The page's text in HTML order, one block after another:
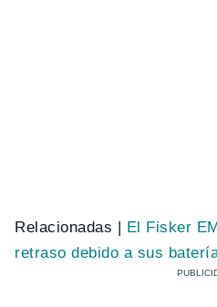
Relacionadas |
El Fisker
retraso debido a sus